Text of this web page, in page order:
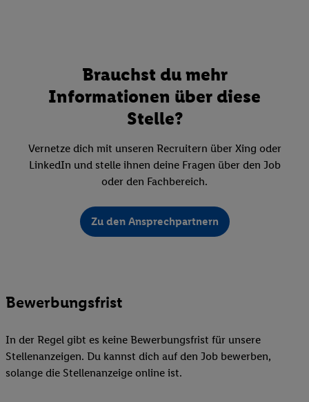
Brauchst du mehr
Informationen über diese
Stelle?
Vernetze dich mit unseren Recruitern über Xing oder
LinkedIn und stelle ihnen deine Fragen über den Job
oder den Fachbereich.
Zu den Ansprechpartnern
Bewerbungsfrist
In der Regel gibt es keine Bewerbungsfrist für unsere
Stellenanzeigen. Du kannst dich auf den Job bewerben,
solange die Stellenanzeige online ist.